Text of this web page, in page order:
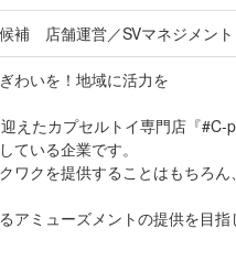
補 店舗運営／SVマネジメント
わいを！地域に活力を
えたカプセルトイ専門店『#C-
ている企業です。
ワクを提供することはもちろん
アミューズメントの提供を目